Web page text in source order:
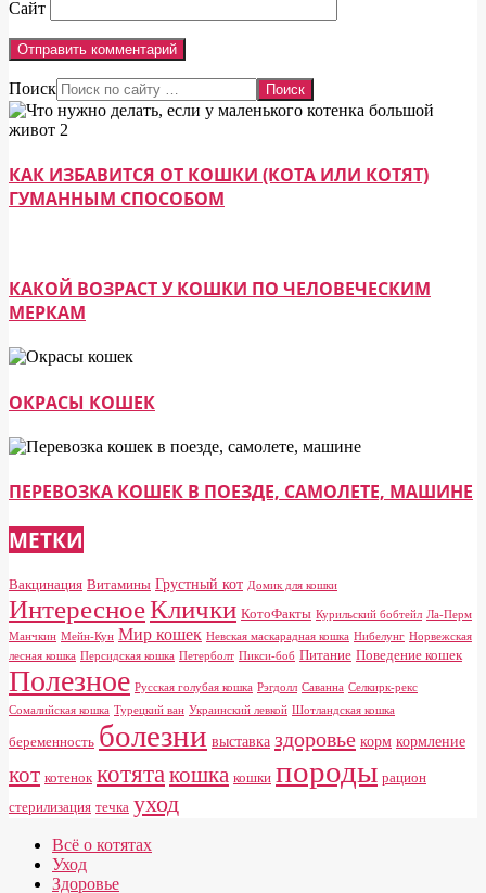
Сайт
Поиск
КАК ИЗБАВИТСЯ ОТ КОШКИ (КОТА ИЛИ КОТЯТ)
ГУМАННЫМ СПОСОБОМ
КАКОЙ ВОЗРАСТ У КОШКИ ПО ЧЕЛОВЕЧЕСКИМ
МЕРКАМ
ОКРАСЫ КОШЕК
ПЕРЕВОЗКА КОШЕК В ПОЕЗДЕ, САМОЛЕТЕ, МАШИНЕ
МЕТКИ
Вакцинация Витамины Грустный кот Домик для кошки
ИнтересноеКлички КотоФакты Курильский бобтейл Ла-Перм
Манчкин Мейн-Кун Мир кошек Невская маскарадная кошка Нибелунг Норвежская
лесная кошка Персидская кошка Петерболт Пикси-боб Питание Поведение кошек
Полезное Русская голубая кошка Рэгдолл Саванна Селкирк-рекс
Сомалийская кошка Турецкий ван Украинский левкой Шотландская кошка
беременность болезни выставка здоровье корм кормление
кот котенок котята кошка кошки породы рацион
стерилизация течка уход
Всё о котятах
Уход
Здоровье